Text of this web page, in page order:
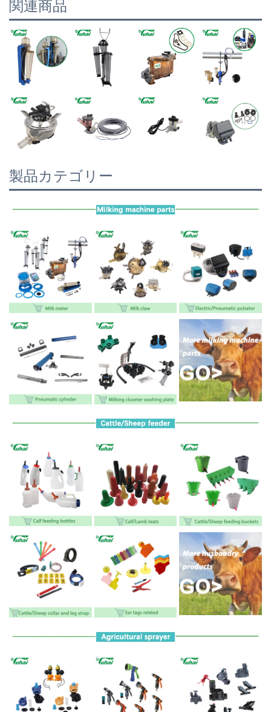
関連商品
製品カテゴリー